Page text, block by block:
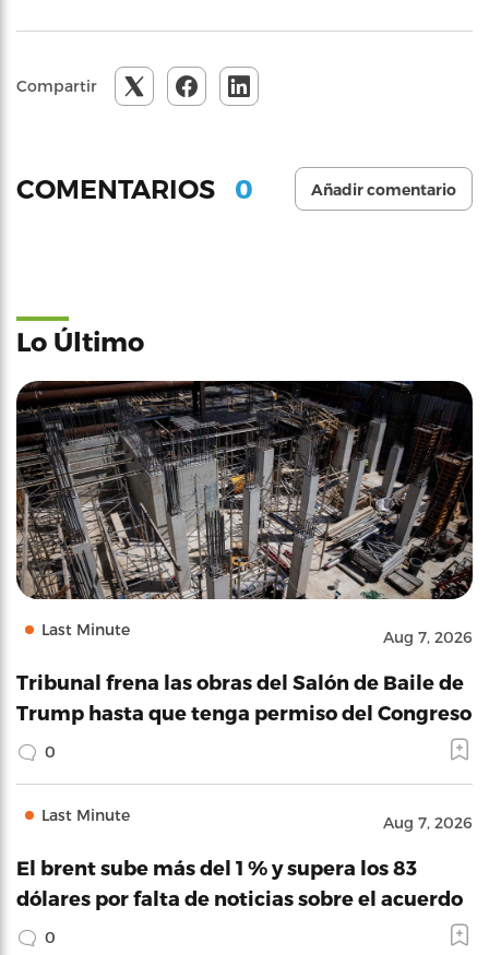
Compartir
COMENTARIOS 0 Añadir comentario
Lo Último
Last Minute Aug 7, 2026
Tribunal frena las obras del Salón de Baile de
Trump hasta que tenga permiso del Congreso
0
Last Minute Aug 7, 2026
El brent sube más del 1 % y supera los 83
dólares por falta de noticias sobre el acuerdo
0